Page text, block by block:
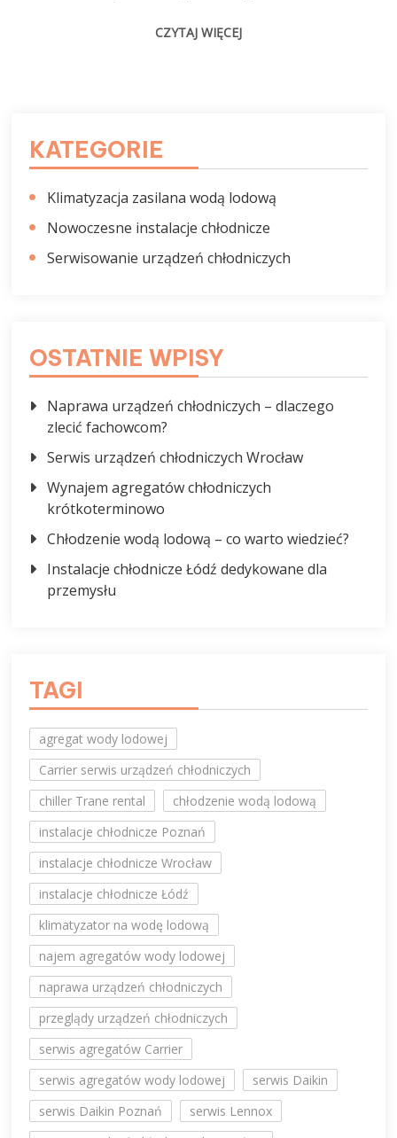
CZYTAJ WIĘCEJ
KATEGORIE
Klimatyzacja zasilana wodą lodową
Nowoczesne instalacje chłodnicze
Serwisowanie urządzeń chłodniczych
OSTATNIE WPISY
Naprawa urządzeń chłodniczych – dlaczego
zlecić fachowcom?
Serwis urządzeń chłodniczych Wrocław
Wynajem agregatów chłodniczych
krótkoterminowo
Chłodzenie wodą lodową – co warto wiedzieć?
Instalacje chłodnicze Łódź dedykowane dla
przemysłu
TAGI
agregat wody lodowej
Carrier serwis urządzeń chłodniczych
chiller Trane rental
chłodzenie wodą lodową
instalacje chłodnicze Poznań
instalacje chłodnicze Wrocław
instalacje chłodnicze Łódź
klimatyzator na wodę lodową
najem agregatów wody lodowej
naprawa urządzeń chłodniczych
przeglądy urządzeń chłodniczych
serwis agregatów Carrier
serwis agregatów wody lodowej
serwis Daikin
serwis Daikin Poznań
serwis Lennox